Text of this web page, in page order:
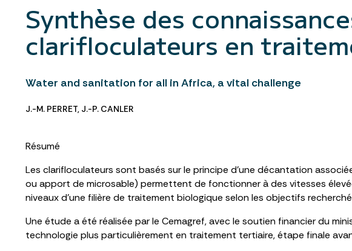
Synthèse des
clarifloculateurs en
Water and sanitation for all in Africa, a vital challenge
J.-M. PERRET, J.-P. CANLER
Résumé
Les clarifloculateurs sont basés sur le principe d’une décantation
ou apport de microsable) permettent de fonctionner à des vitesses
niveaux d’une filière de traitement biologique selon les objectifs
Une étude a été réalisée par le Cemagref, avec le soutien financier du
technologie plus particulièrement en traitement tertiaire, étape finale